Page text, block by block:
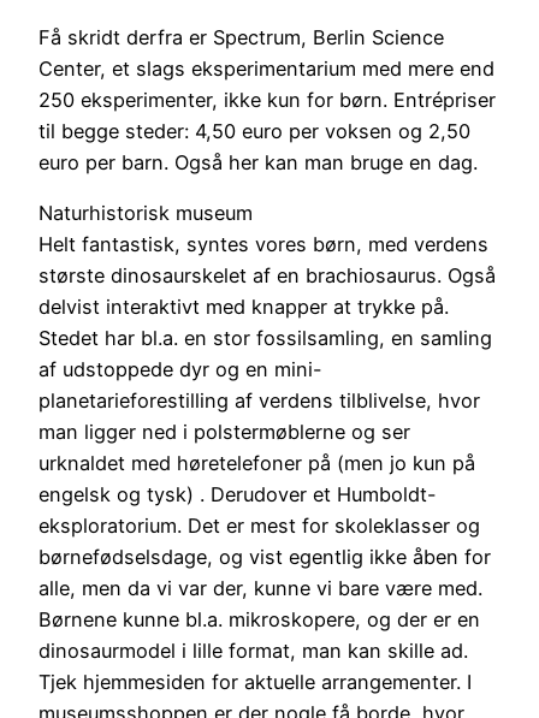
Få skridt derfra er Spectrum, Berlin Science
Center, et slags eksperimentarium med mere end
250 eksperimenter, ikke kun for børn. Entrépriser
til begge steder: 4,50 euro per voksen og 2,50
euro per barn. Også her kan man bruge en dag.
Naturhistorisk museum
Helt fantastisk, syntes vores børn, med verdens
største dinosaurskelet af en brachiosaurus. Også
delvist interaktivt med knapper at trykke på.
Stedet har bl.a. en stor fossilsamling, en samling
af udstoppede dyr og en mini-
planetarieforestilling af verdens tilblivelse, hvor
man ligger ned i polstermøblerne og ser
urknaldet med høretelefoner på (men jo kun på
engelsk og tysk) . Derudover et Humboldt-
eksploratorium. Det er mest for skoleklasser og
børnefødselsdage, og vist egentlig ikke åben for
alle, men da vi var der, kunne vi bare være med.
Børnene kunne bl.a. mikroskopere, og der er en
dinosaurmodel i lille format, man kan skille ad.
Tjek hjemmesiden for aktuelle arrangementer. I